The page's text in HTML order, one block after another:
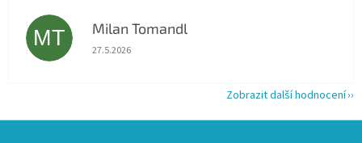
MT Milan Tomandl
Hodnocení obchodu je 5 z 5 hvězdiček.
27.5.2026
Zobrazit další hodnocení